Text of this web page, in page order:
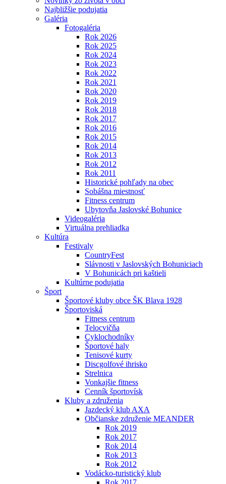
Najbližšie podujatia
Galéria
Fotogaléria
Rok 2026
Rok 2025
Rok 2024
Rok 2023
Rok 2022
Rok 2021
Rok 2020
Rok 2019
Rok 2018
Rok 2017
Rok 2016
Rok 2015
Rok 2014
Rok 2013
Rok 2012
Rok 2011
Historické pohľady na obec
Sobášna miestnosť
Fitness centrum
Ubytovňa Jaslovské Bohunice
Videogaléria
Virtuálna prehliadka
Kultúra
Festivaly
CountryFest
Slávnosti v Jaslovských Bohuniciach
V Bohunicách pri kaštieli
Kultúrne podujatia
Šport
Športové kluby obce ŠK Blava 1928
Športoviská
Fitness centrum
Telocvičňa
Cyklochodníky
Športové haly
Tenisové kurty
Discgolfové ihrisko
Strelnica
Vonkajšie fitness
Cenník športovísk
Kluby a združenia
Jazdecký klub AXA
Občianske združenie MEANDER
Rok 2019
Rok 2017
Rok 2014
Rok 2013
Rok 2012
Vodácko-turistický klub
Rok 2017